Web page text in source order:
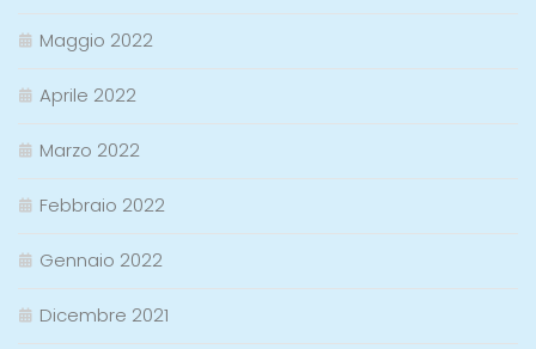
Maggio 2022
Aprile 2022
Marzo 2022
Febbraio 2022
Gennaio 2022
Dicembre 2021